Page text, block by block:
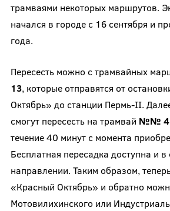
трамваями некоторых маршрутов.
начался в городе с 16 сентября и
года.
Пересесть можно с трамвайных
13, которые отправятся от
Октябрь» до станции Пермь-II.
смогут пересесть на трамвай №№
течение 40 минут с момента
Бесплатная пересадка доступна и
направлении. Таким образом,
«Красный Октябрь» и обратно
Мотовилихинского или